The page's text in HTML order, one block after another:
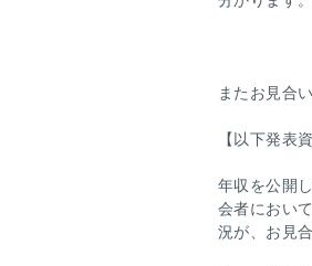
またお見合
【以下発表
年収を公開
会者におい
況が、お見